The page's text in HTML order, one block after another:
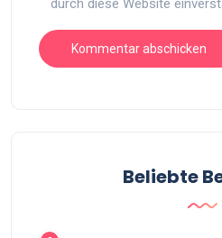
durch diese Website
Beliebte